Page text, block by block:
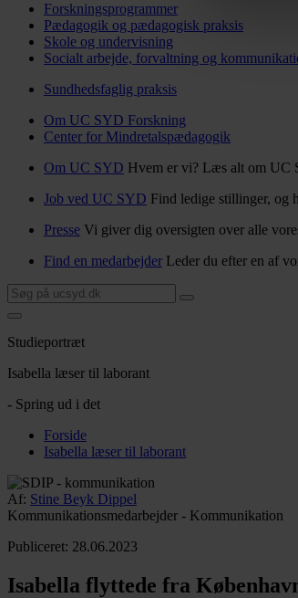
Forskningsprogrammer
Pædagogik og pædagogisk praksis
Skole og undervisning
Socialt arbejde, forvaltning og
Sundhedsfaglig praksis
Om UC SYD Forskning
Center for Mindretalspædagogik
Om UC SYD Hvem er vi? Læs alt om UC
Job ved UC SYD Find ledige stillinger, og
Presse Vi giver dig oversigten over alle
Find en medarbejder Leder du efter en af
Studieportræt
Isabella læser til laborant
- Spring ud i det
Forside
Isabella læser til laborant
Af: Stine Beyk Dippel
Kommunikationsmedarbejder - Kommunikation
Publiceret: 28.06.2023
Isabella flyttede fra